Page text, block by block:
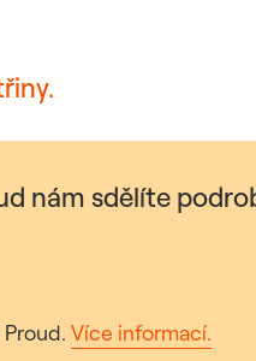
nám sdělíte
Více informací.